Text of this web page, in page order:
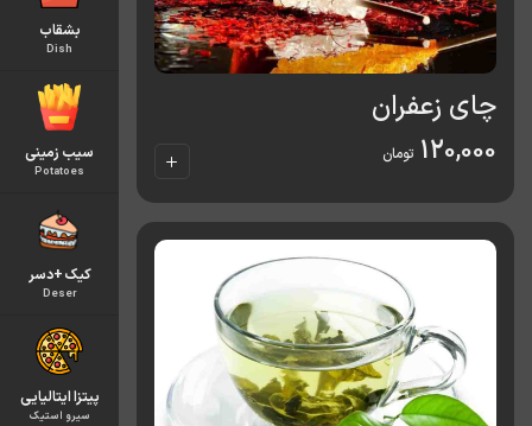
بشقاب
Dish
سیب زمینی
Potatoes
کیک +دسر
Deser
پیتزا ایتالیایی
سیرو استیک
چای زعفران
120,000 تومان